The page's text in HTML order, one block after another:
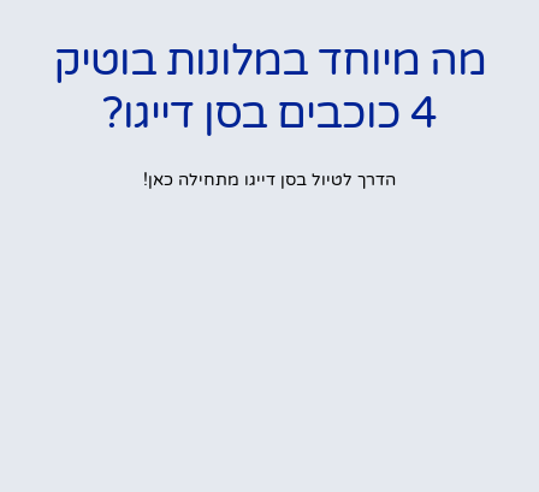
מה מיוחד במלונות בוטיק
4 כוכבים בסן דייגו?
הדרך לטיול בסן דייגו מתחילה כאן!